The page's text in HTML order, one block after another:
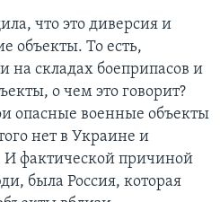
что это диверсия и
объекты. То есть,
на складах боеприпасов и
о чем это говорит?
опасные военные объекты
нет в Украине и
фактической причиной
была Россия, которая